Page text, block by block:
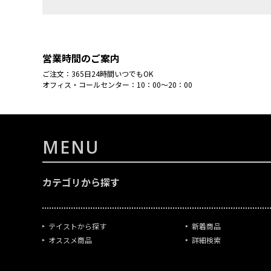
営業時間のご案内
ご注文：365日24時間いつでもOK
オフィス・コールセンター：10：00～20：00
MENU
カテゴリから探す
テイストから探す
オススメ商品
新着商品
詳細検索